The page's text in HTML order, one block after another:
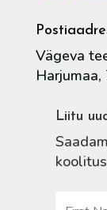
Vägeva
Liitu